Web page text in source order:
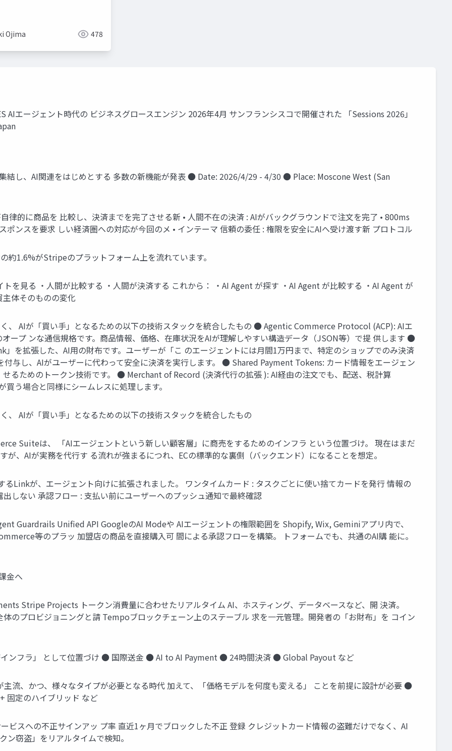
Ojima 478
AIエージェント時代の ビジネスグロースエンジン 2026年4月 サンフランシスコで開催された 「Sessions 2026」
結し、AI関連をはじめとする 多数の新機能が発表 ● Date: 2026/4/29 - 4/30 ● Place: Moscone West (San
的に商品を 比較し、決済までを完了させる新 • 人間不在の決済 : AIがバックグラウンドで注文を完了 • 800ms
ポンスを要求 しい経済圏への対応が今回のメ • インテーマ 信頼の委任 : 権限を安全にAIへ受け渡す新 プロトコル
1.6%がStripeのプラットフォーム上を流れています。
を見る ・人間が比較する ・人間が決済する これから： ・AI Agent が探す ・AI Agent が比較する ・AI Agent が
体そのものの変化
、 AIが「買い手」となるための以下の技術スタックを統合したもの ● Agentic Commerce Protocol (ACP): AIエ
ープ ンな通信規格です。商品情報、価格、在庫状況をAIが理解しやすい構造データ（JSON等）で提 供します ●
を拡張した、AI用の財布です。ユーザーが「こ のエージェントには月間1万円まで、特定のショップでのみ決済
与し、AIがユーザーに代わって安全に決済を実行します。 ● Shared Payment Tokens: カード情報をエージェン
るためのトークン技術です。 ● Merchant of Record (決済代行の拡張 ): AI経由の注文でも、配送、税計算
う場合と同様にシームレスに処理します。
AIが「買い手」となるための以下の技術スタックを統合したもの
Suiteは、 「AIエージェントという新しい顧客層」に商売をするためのインフラ という位置づけ。 現在はまだ
が、AIが実務を代行す る流れが強まるにつれ、ECの標準的な裏側（バックエンド）になることを想定。
Linkが、エージェント向けに拡張されました。 ワンタイムカード : タスクごとに使い捨てカードを発行 情報の
しない 承認フロー : 支払い前にユーザーへのプッシュ通知で最終確認
Guardrails Unified API GoogleのAI Modeや AIエージェントの権限範囲を Shopify, Wix, Geminiアプリ内で、
等のプラッ 加盟店の商品を直接購入可 間による承認フローを構築。 トフォームでも、共通のAI購 能に。
金へ
Stripe Projects トークン消費量に合わせたリアルタイム AI、ホスティング、データベースなど、開 決済。
のプロビジョニングと請 Tempoブロックチェーン上のステーブル 求を一元管理。開発者の「お財布」を コイン
ンフラ」 として位置づけ ● 国際送金 ● AI to AI Payment ● 24時間決済 ● Global Payout など
流、かつ、様々なタイプが必要となる時代 加えて、「価格モデルを何度も変える」 ことを前提に設計が必要 ●
定のハイブリッド など
ビスへの不正サインアッ プ率 直近1ヶ月でブロックした不正 登録 クレジットカード情報の盗難だけでなく、AI
窃盗」をリアルタイムで検知。